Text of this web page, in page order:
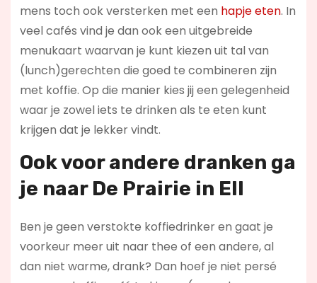
mens toch ook versterken met een hapje eten. In
veel cafés vind je dan ook een uitgebreide
menukaart waarvan je kunt kiezen uit tal van
(lunch)gerechten die goed te combineren zijn
met koffie. Op die manier kies jij een gelegenheid
waar je zowel iets te drinken als te eten kunt
krijgen dat je lekker vindt.
Ook voor andere dranken ga
je naar De Prairie in Ell
Ben je geen verstokte koffiedrinker en gaat je
voorkeur meer uit naar thee of een andere, al
dan niet warme, drank? Dan hoef je niet persé